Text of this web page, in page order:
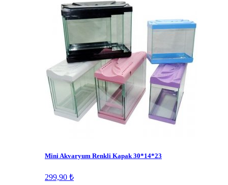
Mini Akvaryum Renkli Kapak 30*14*23
299,90 ₺